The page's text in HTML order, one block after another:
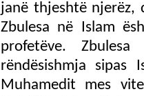
janë thjeshtë njerëz,
Zbulesa në Islam
profetëve.
rëndësishmja sipas
Muhamedit mes